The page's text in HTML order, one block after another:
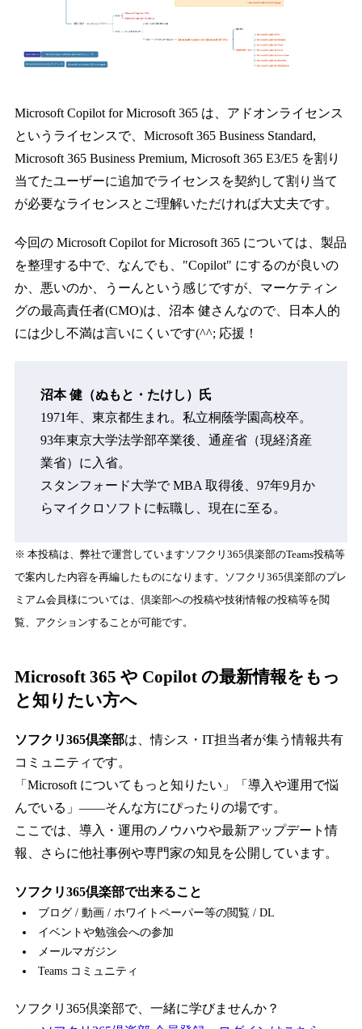
Microsoft Copilot for Microsoft 365 は、アドオンライセンス
というライセンスで、Microsoft 365 Business Standard,
Microsoft 365 Business Premium, Microsoft 365 E3/E5 を割り
当てたユーザーに追加でライセンスを契約して割り当て
が必要なライセンスとご理解いただければ大丈夫です。
今回の Microsoft Copilot for Microsoft 365 については、製品
を整理する中で、なんでも、"Copilot" にするのが良いの
か、悪いのか、うーんという感じですが、マーケティン
グの最高責任者(CMO)は、沼本 健さんなので、日本人的
には少し不満は言いにくいです(^^; 応援！
沼本 健（ぬもと・たけし）氏
1971年、東京都生まれ。私立桐蔭学園高校卒。
93年東京大学法学部卒業後、通産省（現経済産
業省）に入省。
スタンフォード大学で MBA 取得後、97年9月か
らマイクロソフトに転職し、現在に至る。
※ 本投稿は、弊社で運営していますソフクリ365倶楽部のTeams投稿等
で案内した内容を再編したものになります。ソフクリ365倶楽部のプレ
ミアム会員様については、倶楽部への投稿や技術情報の投稿等を閲
覧、アクションすることが可能です。
Microsoft 365 や Copilot の最新情報をもっ
と知りたい方へ
ソフクリ365倶楽部は、情シス・IT担当者が集う情報共有
コミュニティです。
「Microsoft についてもっと知りたい」「導入や運用で悩
んでいる」――そんな方にぴったりの場です。
ここでは、導入・運用のノウハウや最新アップデート情
報、さらに他社事例や専門家の知見を公開しています。
ソフクリ365倶楽部で出来ること
ブログ / 動画 / ホワイトペーパー等の閲覧 / DL
イベントや勉強会への参加
メールマガジン
Teams コミュニティ
ソフクリ365倶楽部で、一緒に学びませんか？